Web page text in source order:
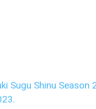
Sugu Shinu Season